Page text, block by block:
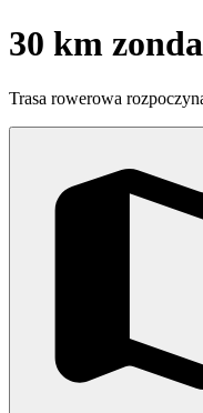
30 km
Trasa rowerowa